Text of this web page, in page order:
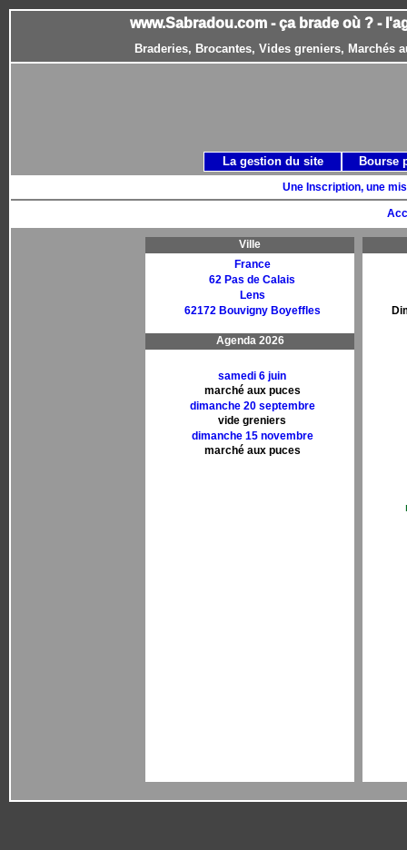
www.Sabradou.com - ça brade où ? -
Braderies, Brocantes, Vides greniers, Marchés
Une Inscription, une
Ville
France
62 Pas de Calais
Lens
62172 Bouvigny Boyeffles
Agenda 2026
samedi 6 juin
marché aux puces
dimanche 20 septembre
vide greniers
dimanche 15 novembre
marché aux puces
La gestion du site Bourse